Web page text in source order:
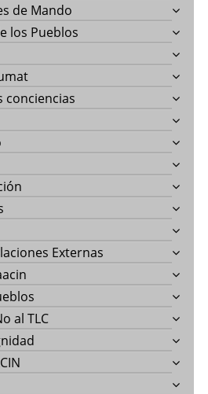
de Mando
los Pueblos
conciencias
Externas
al TLC